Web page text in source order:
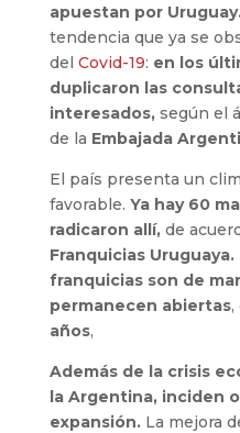
apuestan por
tendencia que ya se
del Covid-19: en los
duplicaron las
interesados, según el
de la Embajada
El país presenta un
favorable. Ya hay 60
radicaron allí, de
Franquicias Uruguaya.
franquicias son de
permanecen abiertas,
años,
Además de la crisis
la Argentina, inciden
expansión.La mejora